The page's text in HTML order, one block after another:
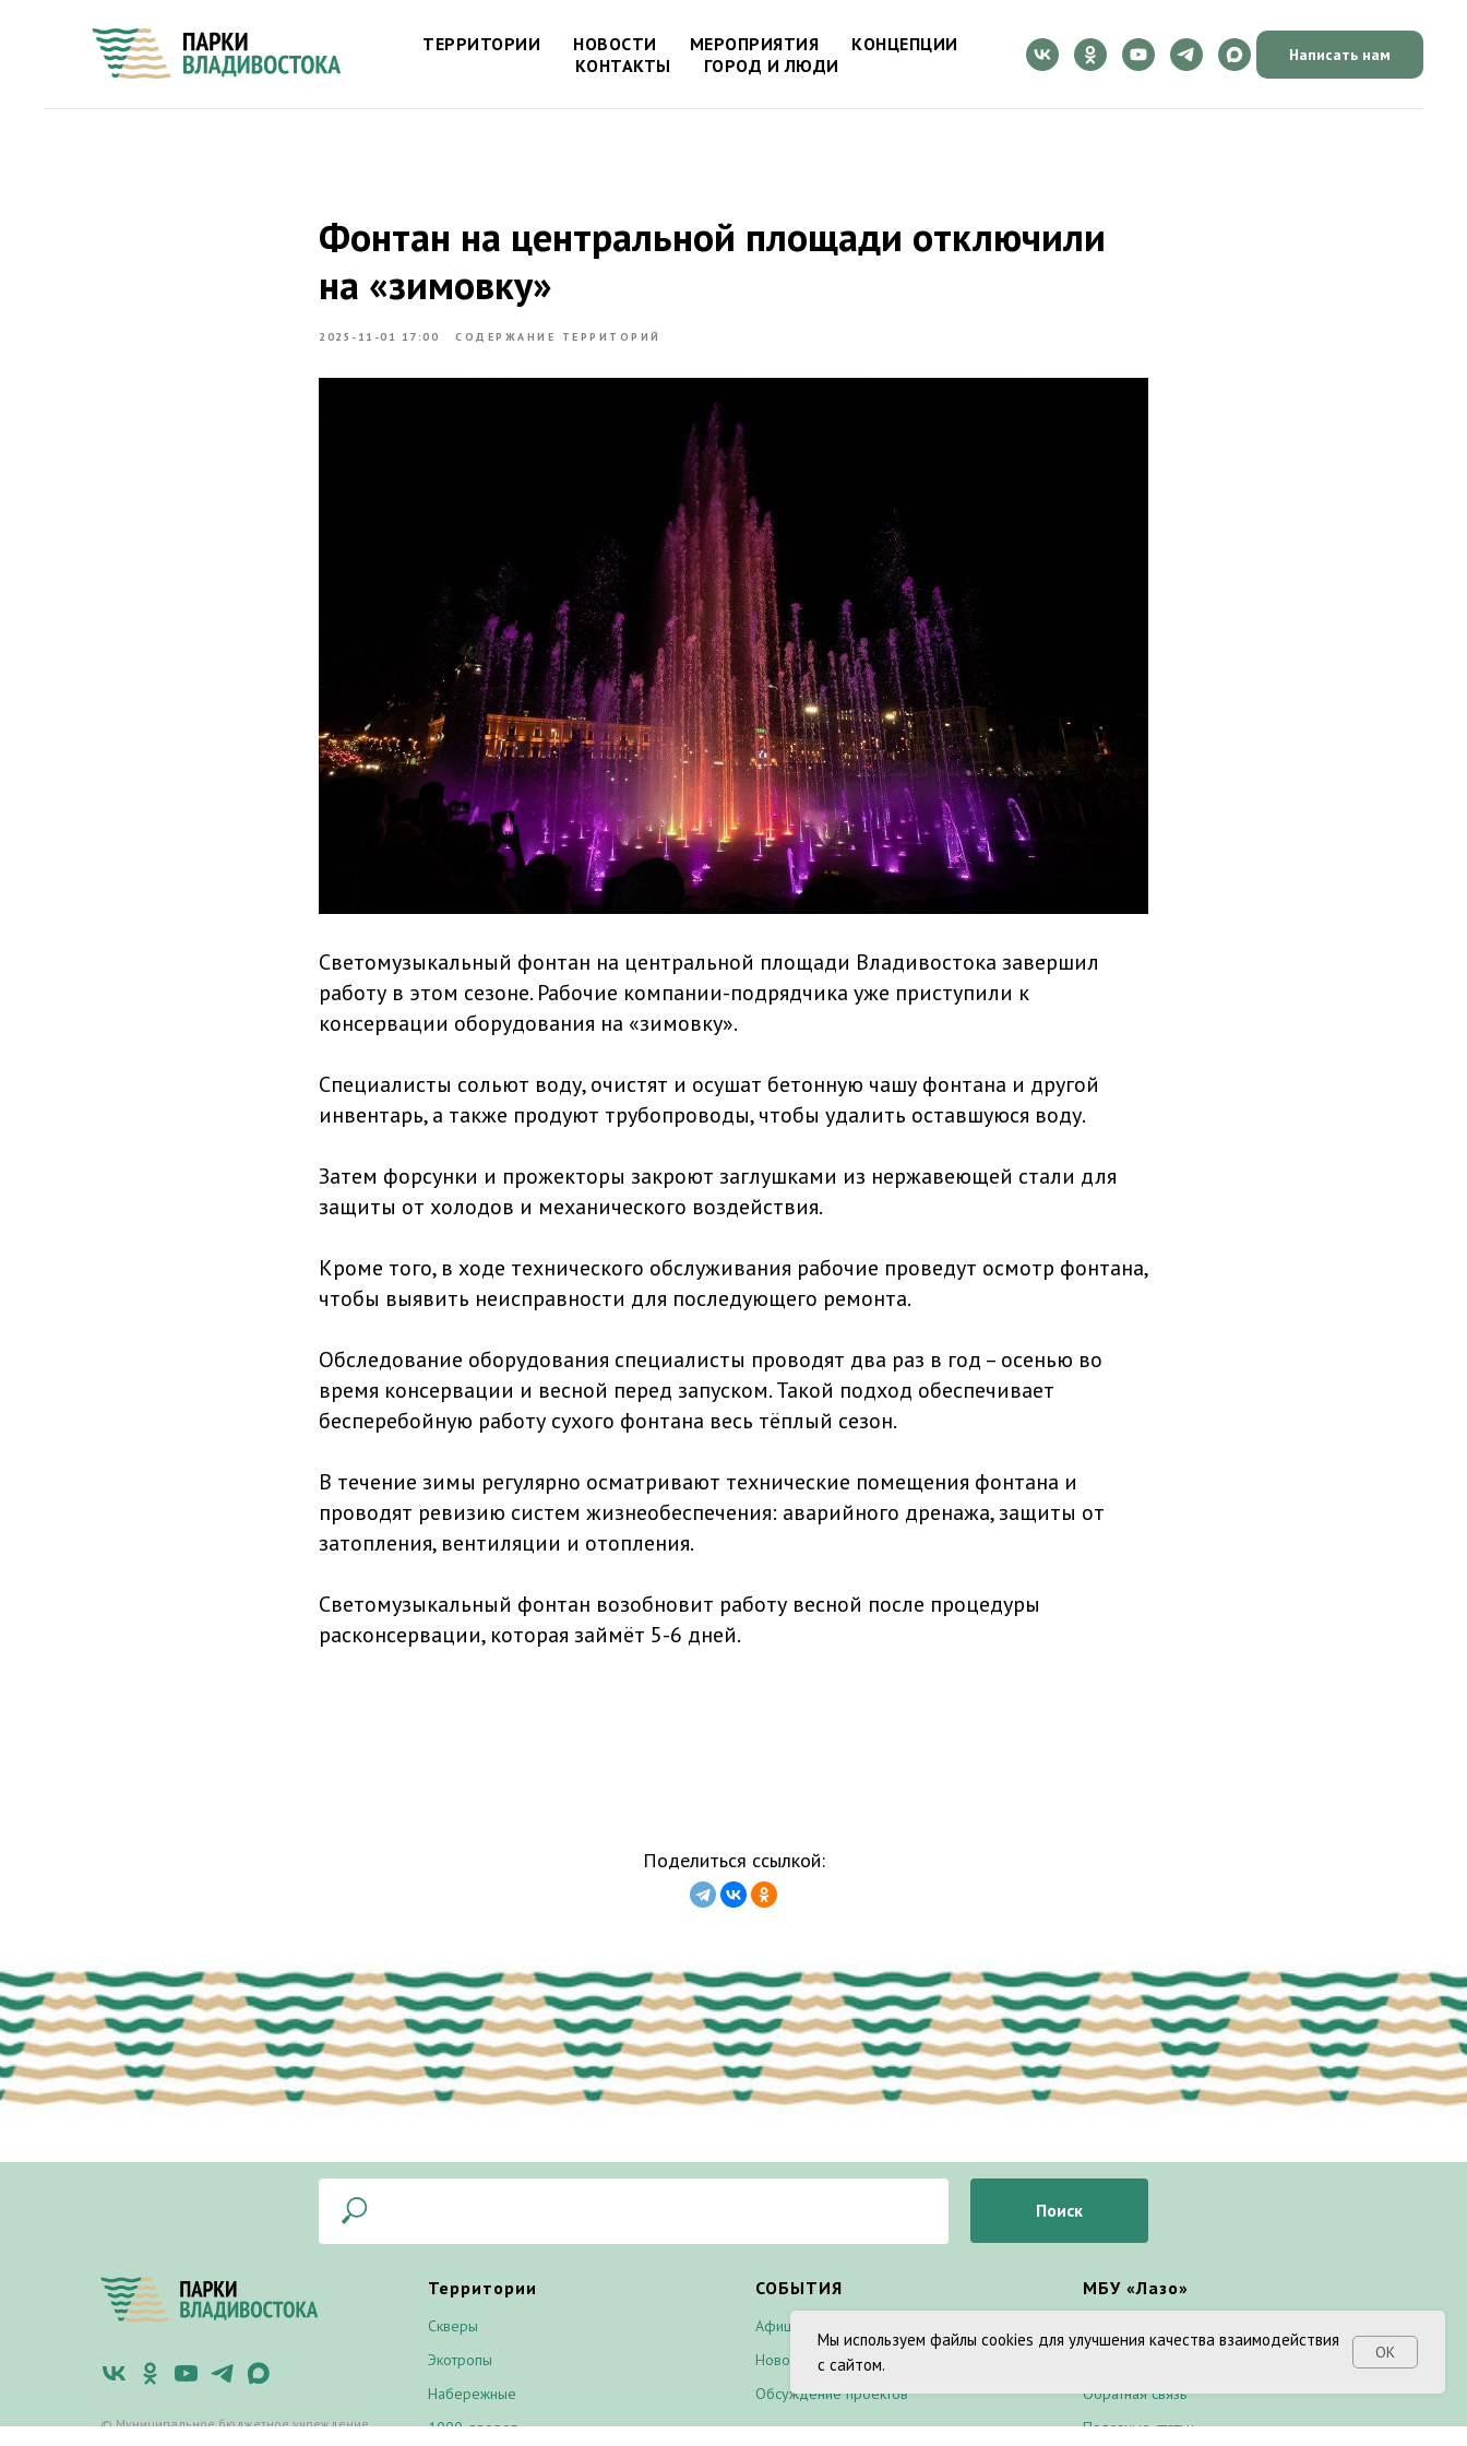
ТЕРРИТОРИИ НОВОСТИ МЕРОПРИЯТИЯ
КОНЦЕПЦИИ
КОНТАКТЫ
ГОРОД И ЛЮДИ
Написать нам
Фонтан на центральной площади отключили
на «зимовку»
2025-11-01 17:00 СОДЕРЖАНИЕ ТЕРРИТОРИЙ
Светомузыкальный фонтан на центральной площади Владивостока завершил
работу в этом сезоне. Рабочие компании-подрядчика уже приступили к
консервации оборудования на «зимовку».
Специалисты сольют воду, очистят и осушат бетонную чашу фонтана и другой
инвентарь, а также продуют трубопроводы, чтобы удалить оставшуюся воду.
Затем форсунки и прожекторы закроют заглушками из нержавеющей стали для
защиты от холодов и механического воздействия.
Кроме того, в ходе технического обслуживания рабочие проведут осмотр фонтана,
чтобы выявить неисправности для последующего ремонта.
Обследование оборудования специалисты проводят два раз в год – осенью во
время консервации и весной перед запуском. Такой подход обеспечивает
бесперебойную работу сухого фонтана весь тёплый сезон.
В течение зимы регулярно осматривают технические помещения фонтана и
проводят ревизию систем жизнеобеспечения: аварийного дренажа, защиты от
затопления, вентиляции и отопления.
Светомузыкальный фонтан возобновит работу весной после процедуры
расконсервации, которая займёт 5-6 дней.
Поделиться ссылкой:
Мы используем файлы cookies для улучшения качества взаимодействия
с сайтом.
ОК
Поиск
© Муниципальное бюджетное учреждение
Территории
Скверы
Экотропы
Набережные
1000 дворов
СОБЫТИЯ
Афиша
Новости
Обсуждение проектов
МБУ «Лазо»
Обратная связь
Полезные статьи